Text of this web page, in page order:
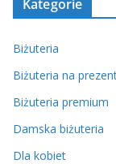
Kategorie
Biżuteria
Biżuteria na
Biżuteria premium
Damska biżuteria
Dla kobiet